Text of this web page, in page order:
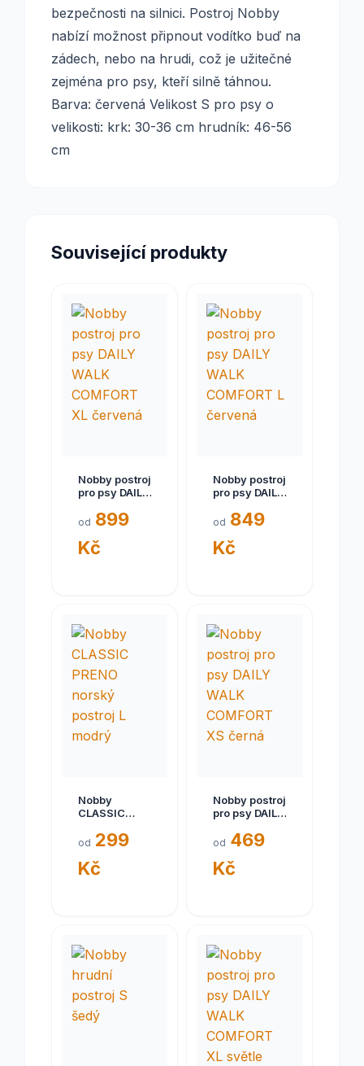
bezpečnosti na silnici. Postroj Nobby
nabízí možnost připnout vodítko buď na
zádech, nebo na hrudi, což je užitečné
zejména pro psy, kteří silně táhnou.
Barva: červená Velikost S pro psy o
velikosti: krk: 30-36 cm hrudník: 46-56
cm
Související produkty
Nobby postroj
pro psy DAILY
COMFORT XL
od 899
Kč
Nobby postroj
pro psy DAILY
COMFORT L
od 849
Kč
Nobby
CLASSIC
norský
modrý
od 299
Kč
Nobby postroj
pro psy DAILY
COMFORT XS
od 469
Kč